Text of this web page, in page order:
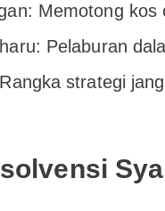
Memotong
Pelaburan
strategi